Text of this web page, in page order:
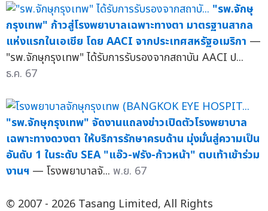
"รพ.จักษุ
กรุงเทพ" ก้าวสู่โรงพยาบาลเฉพาะทางตา มาตรฐานสากล
แห่งแรกในเอเชีย โดย AACI จากประเทศสหรัฐอเมริกา —
"รพ.จักษุกรุงเทพ" ได้รับการรับรองจากสถาบัน AACI ป...
ธ.ค. 67
"รพ.จักษุกรุงเทพ" จัดงานแถลงข่าวเปิดตัวโรงพยาบาล
เฉพาะทางดวงตา ให้บริการรักษาครบด้าน มุ่งมั่นสู่ความเป็น
อันดับ 1 ในระดับ SEA "แอ๊ว-ฟรัง-ก้าวหน้า" ตบเท้าเข้าร่วม
งานฯ — โรงพยาบาลจั... พ.ย. 67
© 2007 - 2026 Tasang Limited, All Rights